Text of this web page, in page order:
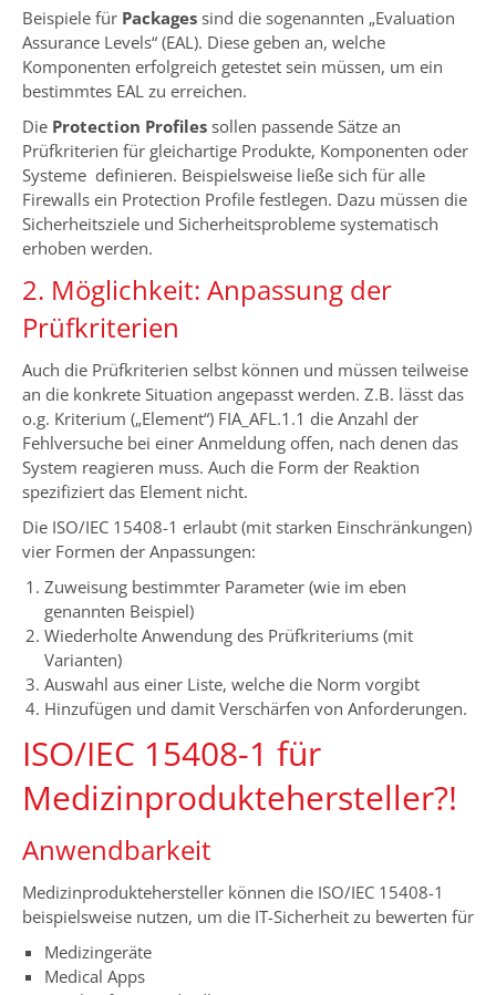
Beispiele für Packages sind die sogenannten „Evaluation
Assurance Levels“ (EAL). Diese geben an, welche
Komponenten erfolgreich getestet sein müssen, um ein
bestimmtes EAL zu erreichen.
Die Protection Profiles sollen passende Sätze an
Prüfkriterien für gleichartige Produkte, Komponenten oder
Systeme definieren. Beispielsweise ließe sich für alle
Firewalls ein Protection Profile festlegen. Dazu müssen die
Sicherheitsziele und Sicherheitsprobleme systematisch
erhoben werden.
2. Möglichkeit: Anpassung der
Prüfkriterien
Auch die Prüfkriterien selbst können und müssen teilweise
an die konkrete Situation angepasst werden. Z.B. lässt das
o.g. Kriterium („Element“) FIA_AFL.1.1 die Anzahl der
Fehlversuche bei einer Anmeldung offen, nach denen das
System reagieren muss. Auch die Form der Reaktion
spezifiziert das Element nicht.
Die ISO/IEC 15408-1 erlaubt (mit starken Einschränkungen)
vier Formen der Anpassungen:
Zuweisung bestimmter Parameter (wie im eben
genannten Beispiel)
Wiederholte Anwendung des Prüfkriteriums (mit
Varianten)
Auswahl aus einer Liste, welche die Norm vorgibt
Hinzufügen und damit Verschärfen von Anforderungen.
ISO/IEC 15408-1 für
Medizinproduktehersteller?!
Anwendbarkeit
Medizinproduktehersteller können die ISO/IEC 15408-1
beispielsweise nutzen, um die IT-Sicherheit zu bewerten für
Medizingeräte
Medical Apps